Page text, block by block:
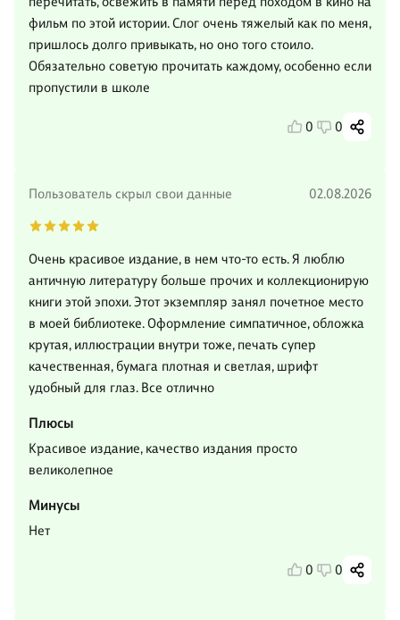
фильм по этой истории. Слог очень тяжелый как по меня,
пришлось долго привыкать, но оно того стоило.
Обязательно советую прочитать каждому, особенно если
пропустили в школе
0 0
Пользователь скрыл свои данные 02.08.2026
Очень красивое издание, в нем что-то есть. Я люблю
античную литературу больше прочих и коллекционирую
книги этой эпохи. Этот экземпляр занял почетное место
в моей библиотеке. Оформление симпатичное, обложка
крутая, иллюстрации внутри тоже, печать супер
качественная, бумага плотная и светлая, шрифт
удобный для глаз. Все отлично
Плюсы
Красивое издание, качество издания просто
великолепное
Минусы
Нет
0 0